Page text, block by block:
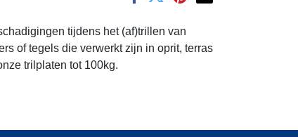
tijdens het (af)trillen van
of tegels die verwerkt zijn in oprit, terras
trilplaten tot 100kg.